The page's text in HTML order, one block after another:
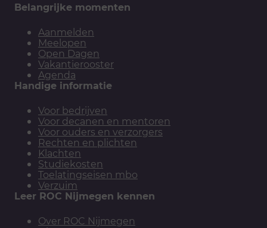
Belangrijke momenten
Aanmelden
Meelopen
Open Dagen
Vakantierooster
Agenda
Handige informatie
Voor bedrijven
Voor decanen en mentoren
Voor ouders en verzorgers
Rechten en plichten
Klachten
Studiekosten
Toelatingseisen mbo
Verzuim
Leer ROC Nijmegen kennen
Over ROC Nijmegen